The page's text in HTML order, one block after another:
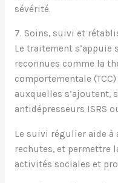
sévérité.
7. Soins, suivi et
Le traitement s’appuie
reconnues comme la
comportementale
auxquelles s’ajoutent,
antidépresseurs ISRS
Le suivi régulier aide à
rechutes, et permettre
activités sociales et